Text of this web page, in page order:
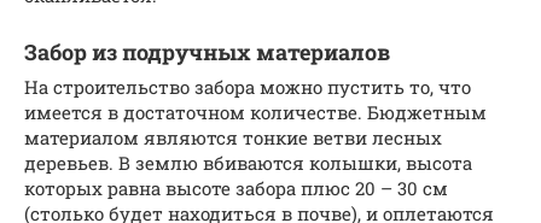
Забор из подручных материалов
На строительство забора можно пустить то, что
имеется в достаточном количестве. Бюджетным
материалом являются тонкие ветви лесных
деревьев. В землю вбиваются колышки, высота
которых равна высоте забора плюс 20 – 30 см
(столько будет находиться в почве), и оплетаются